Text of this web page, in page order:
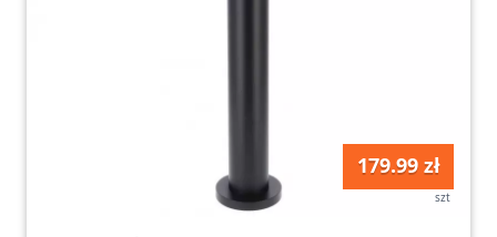
179.99 zł
szt